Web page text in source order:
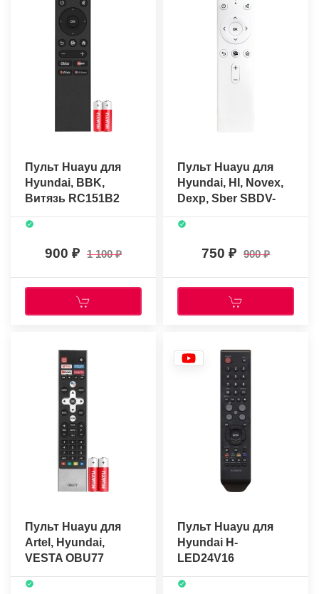
Пульт Huayu для
Hyundai, BBK,
Витязь RC151B2
(WH230712E/ROH)
(голосовое
управление) +
батарейки
900 1 100
Пульт Huayu для
Hyundai, HI, Novex,
Dexp, Sber SBDV-
00001W (белый)
(голосовое
управление)+
батарейки
750 900
Пульт Huayu для
Artel, Hyundai,
VESTA OBU77
(голосовое
управление) +
Пульт Huayu для
Hyundai H-
LED24V16